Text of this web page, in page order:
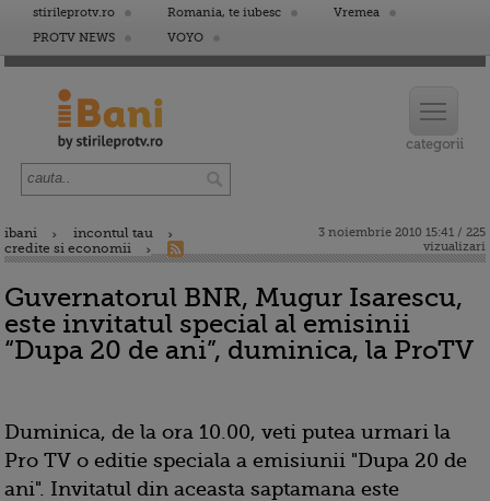
stirileprotv.ro Romania, te iubesc
Vremea
PROTV NEWS
VOYO
ibani
incontul tau
credite si economii
3 noiembrie 2010 15:41 / 225
vizualizari
Guvernatorul BNR, Mugur Isarescu,
este invitatul special al emisinii
“Dupa 20 de ani”, duminica, la ProTV
Duminica, de la ora 10.00, veti putea urmari la
Pro TV o editie speciala a emisiunii "Dupa 20 de
ani". Invitatul din aceasta saptamana este